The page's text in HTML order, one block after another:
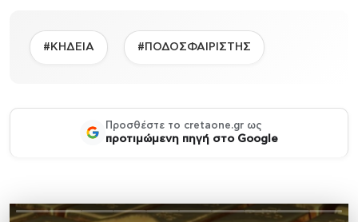
#ΚΗΔΕΙΑ #ΠΟΔΟΣΦΑΙΡΙΣΤΗΣ
Προσθέστε το cretaone.gr ως
προτιμώμενη πηγή στο Google